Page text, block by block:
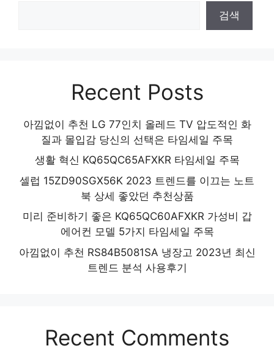
검색
Recent Posts
아낌없이 추천 LG 77인치 올레드 TV 압도적인 화
질과 몰입감 당신의 선택은 타임세일 주목
생활 혁신 KQ65QC65AFXKR 타임세일 주목
셀럽 15ZD90SGX56K 2023 트렌드를 이끄는 노트
북 상세 좋았던 추천상품
미리 준비하기 좋은 KQ65QC60AFXKR 가성비 갑
에어컨 모델 5가지 타임세일 주목
아낌없이 추천 RS84B5081SA 냉장고 2023년 최신
트렌드 분석 사용후기
Recent Comments